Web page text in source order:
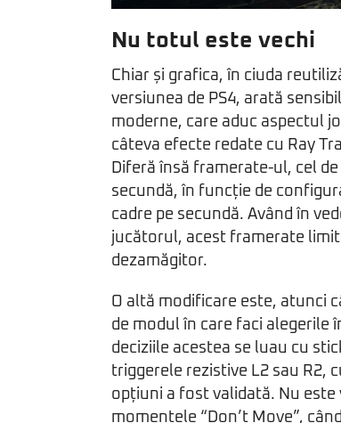
Nu totul este vechi
Chiar și grafica, în ciuda
versiunea de PS4, arată
moderne, care aduc aspectul
câteva efecte redate cu Ray
Diferă însă framerate-ul, cel
secundă, în funcție de
cadre pe secundă. Având în
jucătorul, acest framerate
dezamăgitor.
O altă modificare este, atunci
de modul în care faci alegerile
deciziile acestea se luau cu
triggerele rezistive L2 sau R2,
opțiuni a fost validată. Nu este
momentele “Don’t Move”,